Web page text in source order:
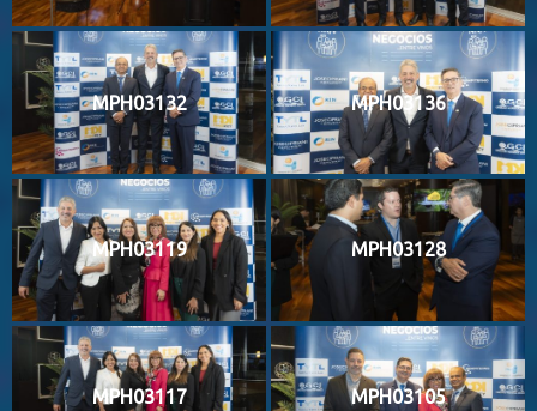
MPH03132 MPH03136
MPH03119 MPH03128
MPH03117 MPH03105